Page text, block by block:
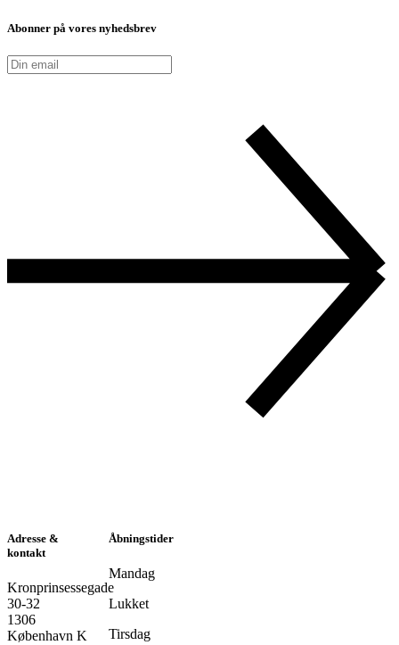
Abonner på vores nyhedsbrev
Adresse &
kontakt
Kronprinsessegade
30-32
1306
København K
Åbningstider
Mandag
Lukket
Tirsdag